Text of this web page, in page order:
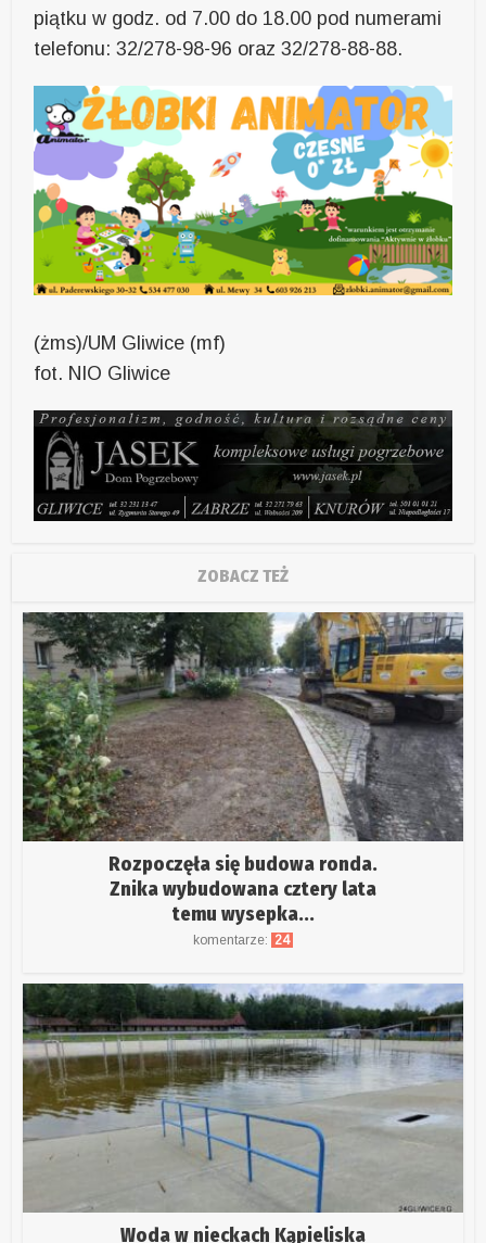
piątku w godz. od 7.00 do 18.00 pod numerami
telefonu: 32/278-98-96 oraz 32/278-88-88.
(żms)/UM Gliwice (mf)
fot. NIO Gliwice
ZOBACZ TEŻ
Rozpoczęła się budowa ronda.
Znika wybudowana cztery lata
temu wysepka...
komentarze: 24
Woda w nieckach Kąpieliska